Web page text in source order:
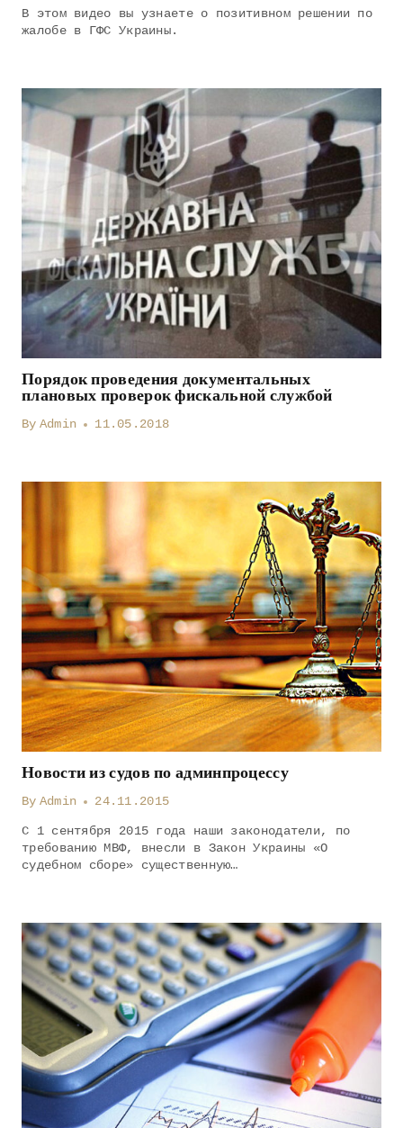
В этом видео вы узнаете о позитивном решении по
жалобе в ГФС Украины.
Порядок проведения документальных
плановых проверок фискальной службой
By Admin 11.05.2018
Новости из судов по админпроцессу
By Admin 24.11.2015
С 1 сентября 2015 года наши законодатели, по
требованию МВФ, внесли в Закон Украины «О
судебном сборе» существенную…